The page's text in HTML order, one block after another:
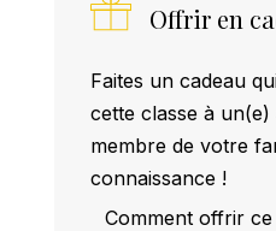
Offrir en
Faites un cadeau
cette classe à
membre de votre
connaissance !
Comment offrir ce